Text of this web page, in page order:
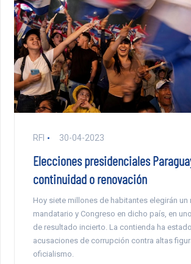
RFI 30-04-2023
Elecciones presidenciales
continuidad o renovación
Hoy siete millones de habitantes elegirán un
mandatario y Congreso en dicho país, en
de resultado incierto. La contienda ha
acusaciones de corrupción contra altas
oficialismo.